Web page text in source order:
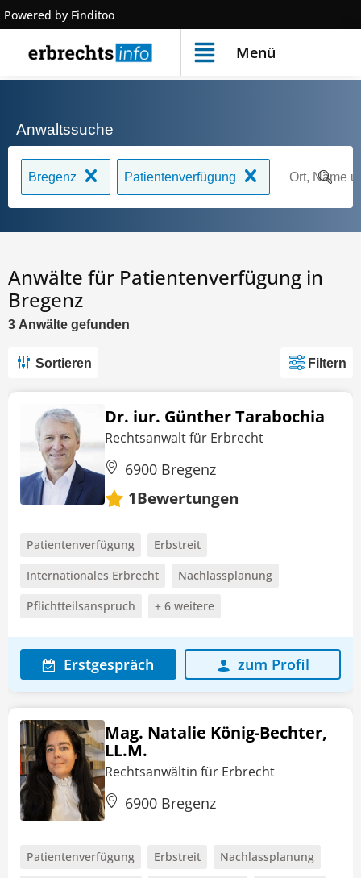
Powered by Finditoo
Menü
Anwaltssuche
Bregenz Patientenverfügung
Anwälte für Patientenverfügung in
Bregenz
3 Anwälte gefunden
Sortieren Filtern
Dr. iur. Günther Tarabochia
Rechtsanwalt für Erbrecht
6900 Bregenz
1Bewertungen
Patientenverfügung
Erbstreit
Internationales Erbrecht
Nachlassplanung
Pflichtteilsanspruch
+ 6 weitere
Erstgespräch zum Profil
Mag. Natalie König-Bechter,
LL.M.
Rechtsanwältin für Erbrecht
6900 Bregenz
Patientenverfügung Erbstreit
Nachlassplanung